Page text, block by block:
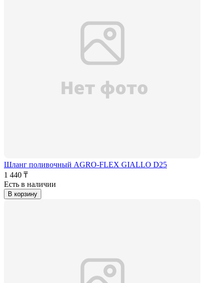
Шланг поливочный AGRO-FLEX GIALLO D25
1 440 ₸
Есть в наличии
В корзину